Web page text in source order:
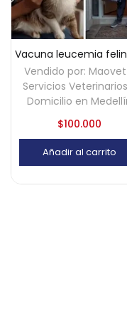
Vendido por:
Servicios
Domicilio en
$100.000
Añadir al carrito